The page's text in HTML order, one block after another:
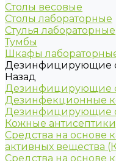
Столы весовые
Столы лабораторные
Стулья лабораторные
Тумбы
Шкафы
Дезинфицирующие
Назад
Дезинфицирующие
Дезинфекционные
Дезинфицирующие
Кожные
Средства на основе
активных вещества
Средства на основе